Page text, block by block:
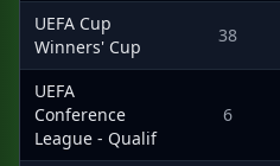
UEFA Cup
Winners' Cup
38
UEFA
Conference
League - Qualif
6